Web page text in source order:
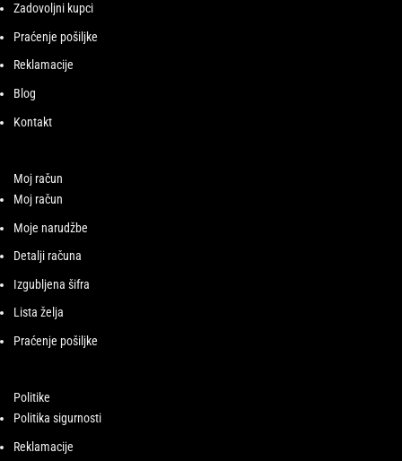
Zadovoljni kupci
Praćenje pošiljke
Reklamacije
Blog
Kontakt
Moj račun
Moj račun
Moje narudžbe
Detalji računa
Izgubljena šifra
Lista želja
Praćenje pošiljke
Politike
Politika sigurnosti
Reklamacije